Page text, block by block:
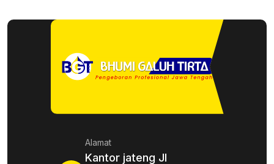
Alamat
Kantor jateng Jl